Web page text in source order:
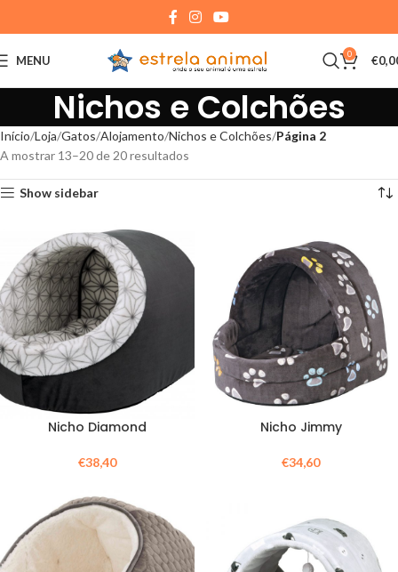
MENU 0 €
Nichos e Colchões
Início Loja Gatos Alojamento Nichos e Colchões Página 2
A mostrar 13–20 de 20 resultados
Show sidebar
Nicho Diamond
€38,40
Nicho Jimmy
€34,60